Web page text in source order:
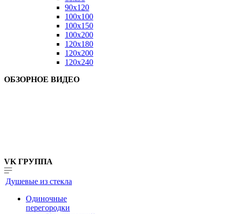
90x120
100x100
100x150
100x200
120x180
120x200
120x240
ОБЗОРНОЕ ВИДЕО
VK ГРУППА
Душевые из стекла
Одиночные
перегородки